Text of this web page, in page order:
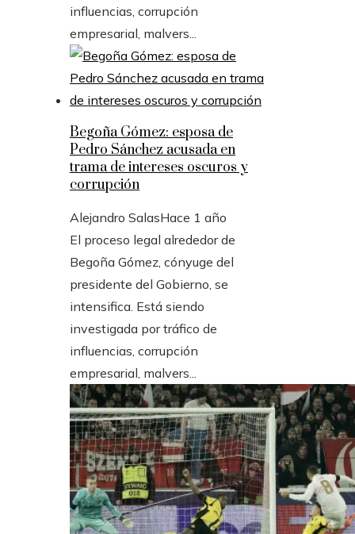
influencias, corrupción
empresarial, malvers...
Begoña Gómez: esposa de
Pedro Sánchez acusada en
trama de intereses oscuros y
corrupción
Alejandro SalasHace 1 año
El proceso legal alrededor de
Begoña Gómez, cónyuge del
presidente del Gobierno, se
intensifica. Está siendo
investigada por tráfico de
influencias, corrupción
empresarial, malvers...